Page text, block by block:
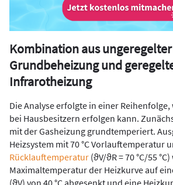
Kombination aus ungeregelter
Grundbeheizung und
Infrarotheizung
Die Analyse erfolgte in einer Reihenfolge,
bei Hausbesitzern erfolgen kann.
mit der Gasheizung grundtemperiert.
Heizsystem mit 70 °C Vorlauftemperatur
Rücklauftemperatur (ϑV/ϑR = 70 °C/55
Maximaltemperatur der Heizkurve auf
(ϑV) von 40 °C abgesenkt und eine